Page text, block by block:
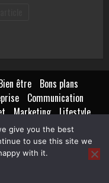
être
Bons plans
Communication
Marketing Lifestyle
Maternité
Métiers
Transport
give you the best
to use this site we
with it.